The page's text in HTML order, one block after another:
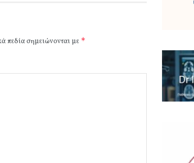
πεδία σημειώνονται με *